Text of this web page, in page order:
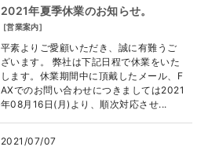
2021年夏季休業のお知らせ。
[営業案内]
平素よりご愛顧いただき、誠に有難うご
ざいます。 弊社は下記日程で休業をいた
します。休業期間中に頂戴したメール、F
AXでのお問い合わせにつきましては2021
年08月16日(月)より、順次対応させ...
2021/07/07